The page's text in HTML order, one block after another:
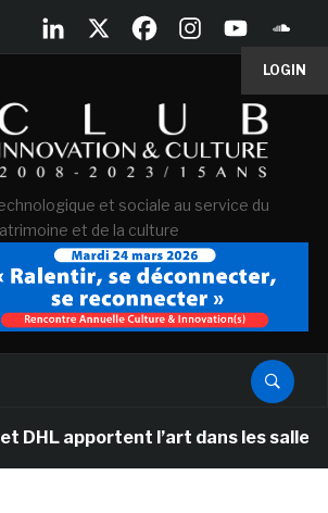
LOGIN
et sociale au service du
et de la culture
apportent l’art dans les salles de